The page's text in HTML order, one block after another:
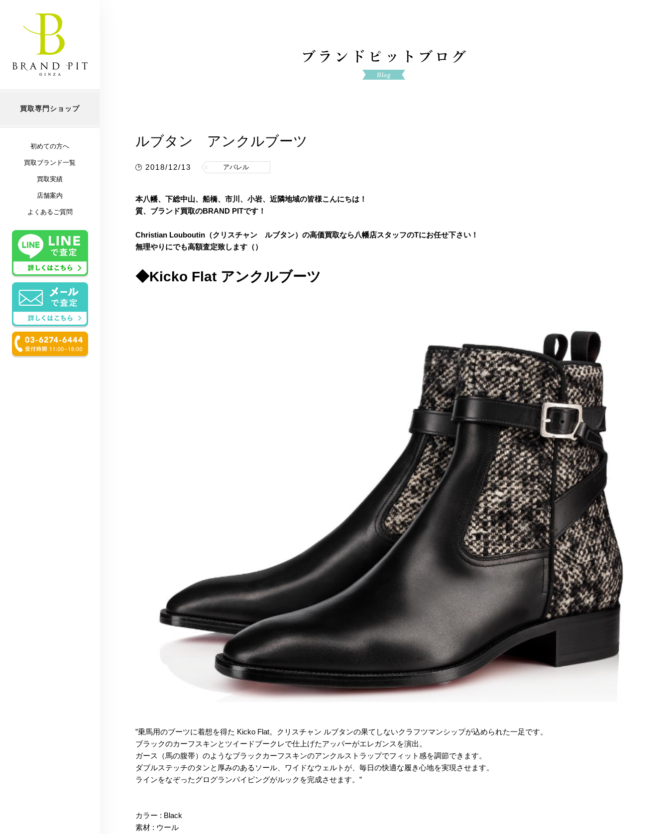
買取専門ショップ
初めての方へ
買取ブランド一覧
買取実績
店舗案内
よくあるご質問
ルブタン アンクルブーツ
2018/12/13 アパレル
本八幡、下総中山、船橋、市川、小岩、近隣地域の皆様こんにちは！
質、ブランド買取のBRAND PITです！
Christian Louboutin（クリスチャン ルブタン）の高価買取なら八幡店スタッフのTにお任せ下さい！
無理やりにでも高額査定致します（）
◆Kicko Flat アンクルブーツ
”乗馬用のブーツに着想を得た Kicko Flat。クリスチャン ルブタンの果てしないクラフツマンシップが込められた一足です。
ブラックのカーフスキンとツイードブークレで仕上げたアッパーがエレガンスを演出。
ガース（馬の腹帯）のようなブラックカーフスキンのアンクルストラップでフィット感を調節できます。
ダブルステッチのタンと厚みのあるソール、ワイドなウェルトが、毎日の快適な履き心地を実現させます。
ラインをなぞったグログランパイピングがルックを完成させます。”
カラー : Black
素材 : ウール